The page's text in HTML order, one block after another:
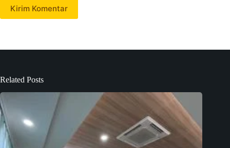
Kirim Komentar
Related Posts